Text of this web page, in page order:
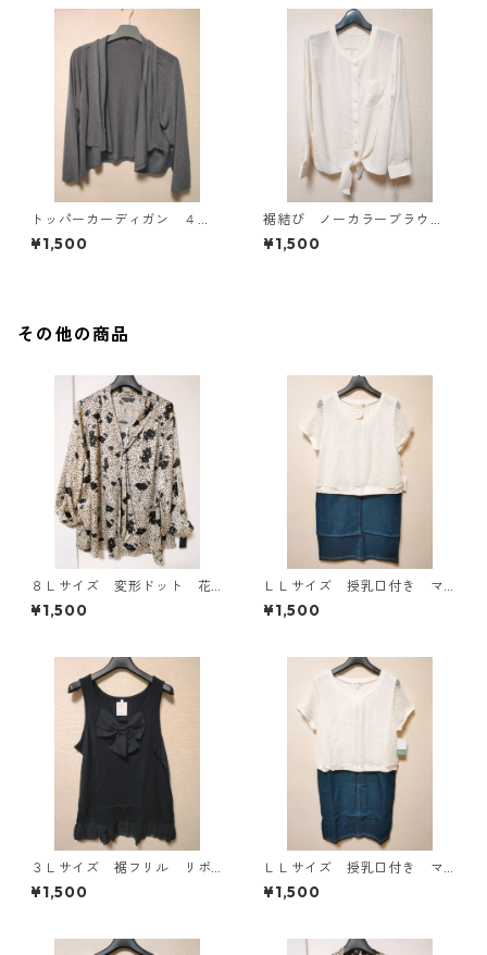
トッパーカーディガン ４
Ｌ グレー KAE-4814
¥1,500
裾結び ノーカラーブラウ
ス ３Ｌ アイボリー KAE-
4813
¥1,500
その他の商品
８Ｌサイズ 変形ドット 花
柄 ボウタイブラウス オフ
ホワイト KAE-4770
¥1,500
ＬＬサイズ 授乳口付き マ
タニティ ドッキングワンピ
ース ホワイト×ブルー KAE
¥1,500
３Ｌサイズ 裾フリル リボ
ン付きタンクトップ ブラッ
ク KAE-4788
¥1,500
ＬＬサイズ 授乳口付き マ
タニティ ドッキングワンピ
ース ホワイト×ブルー KAE
¥1,500